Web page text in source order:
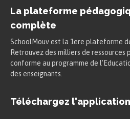
La plateforme
complète
SchoolMouv est la 1ere plateforme
Retrouvez des milliers de ressources
conforme au programme de
des enseignants.
Téléchargez l'application